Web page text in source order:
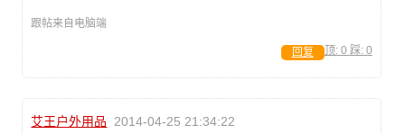
跟帖来自电脑端
顶: 0 踩: 0
回复
艾王户外用品 2014-04-25 21:34:22